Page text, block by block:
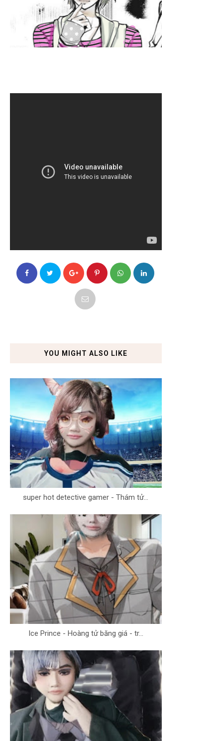
YOU MIGHT ALSO LIKE
super hot detective gamer - Thám tử...
Ice Prince - Hoàng tử băng giá - tr...